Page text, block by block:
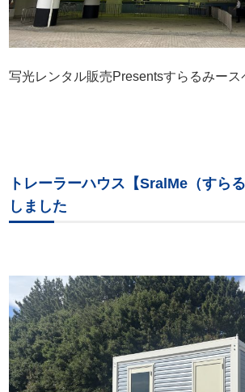
写光レンタル販売Presentsすらるみー
トレーラーハウス【SralMe（すら
しました